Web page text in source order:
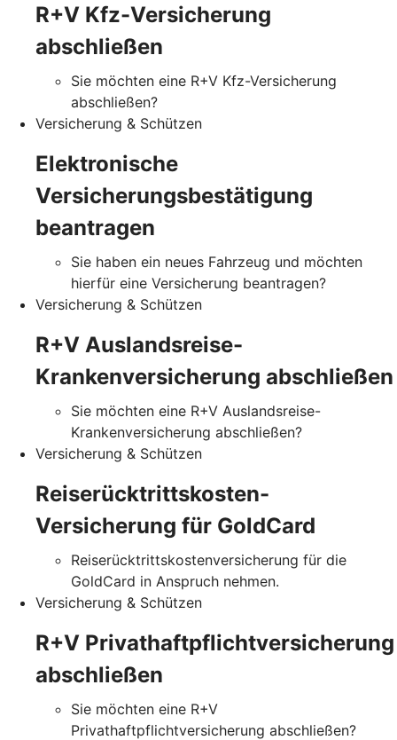
R+V Kfz-Versicherung
abschließen
Sie möchten eine R+V Kfz-Versicherung
abschließen?
Versicherung & Schützen
Elektronische
Versicherungsbestätigung
beantragen
Sie haben ein neues Fahrzeug und möchten
hierfür eine Versicherung beantragen?
Versicherung & Schützen
R+V Auslandsreise-
Krankenversicherung abschließen
Sie möchten eine R+V Auslandsreise-
Krankenversicherung abschließen?
Versicherung & Schützen
Reiserücktrittskosten-
Versicherung für GoldCard
Reiserücktrittskostenversicherung für die
GoldCard in Anspruch nehmen.
Versicherung & Schützen
R+V Privathaftpflichtversicherung
abschließen
Sie möchten eine R+V
Privathaftpflichtversicherung abschließen?